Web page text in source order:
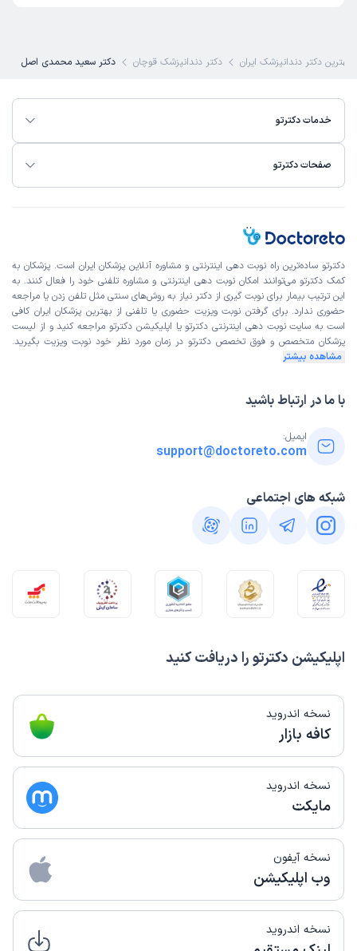
بهترین دکتر دندانپزشک ایران دکتر دندانپزشک قوچان دکتر سعید محمدی اصل
خدمات دکترتو
صفحات دکترتو
اپلیکیشن دکترتو را دریافت کنید
نسخه اندروید
کافه بازار
نسخه اندروید
مایکت
نسخه آیفون
وب اپلیکیشن
نسخه اندروید
دکترتو ساده‌ترین راه نوبت‌ دهی اینترنتی و مشاوره آنلاین پزشکان ایران است. پزشکان به
کمک دکترتو می‌توانند امکان نوبت دهی اینترنتی و مشاوره تلفنی خود را فعال کنند. به
این ترتیب بیمار برای نوبت گیری از دکتر نیاز به روش‌های سنتی مثل تلفن زدن یا مراجعه
حضوری ندارد. برای گرفتن نوبت ویزیت حضوری یا تلفنی از بهترین پزشکان ایران کافی
است به سایت نوبت دهی اینترنتی دکترتو یا اپلیکیشن دکترتو مراجعه کنید و از لیست
پزشکان متخصص و فوق تخصص دکترتو در زمان مورد نظر خود نوبت ویزیت بگیرید.
مشاهده بیشتر
با ما در ارتباط باشید
ایمیل:
support@doctoreto.com
شبکه های اجتماعی